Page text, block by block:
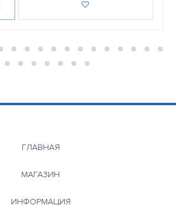
ГЛАВНАЯ
МАГАЗИН
ИНФОРМАЦИЯ